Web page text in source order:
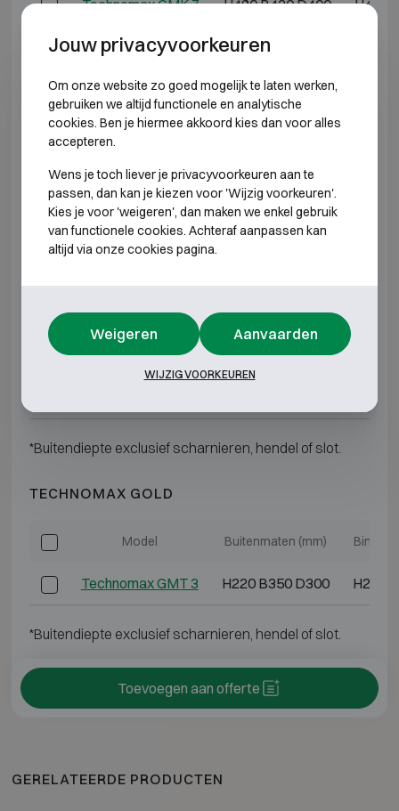
Technomax GMK 7 H490 B430 D400 H470
Technomax GMD 3 H220 B350 D300
Technomax GMD 4 H280 B400 D350
Technomax GMD 5
Technomax GMD 6 H430 B490 D350
Technomax GMD 7 H490 B430 D400
Technomax GMT 5 H350 B470 D350
Technomax GMT 6 H430 B490 D350
H470
*Buitendiepte exclusief scharnieren, hendel of slot.
TECHNOMAX GOLD
Model Buitenmaten (mm)
Technomax GMT 3 H220 B350 D300 H200
*Buitendiepte exclusief scharnieren, hendel of slot.
Toevoegen aan offerte
GERELATEERDE PRODUCTEN
Jouw privacyvoorkeuren
Om onze website zo goed mogelijk te laten werken,
gebruiken we altijd functionele en analytische
cookies. Ben je hiermee akkoord kies dan voor alles
accepteren.
Wens je toch liever je privacyvoorkeuren aan te
passen, dan kan je kiezen voor 'Wijzig voorkeuren'.
Kies je voor 'weigeren', dan maken we enkel gebruik
van functionele cookies. Achteraf aanpassen kan
altijd via onze cookies pagina.
Weigeren Aanvaarden
WIJZIG VOORKEUREN